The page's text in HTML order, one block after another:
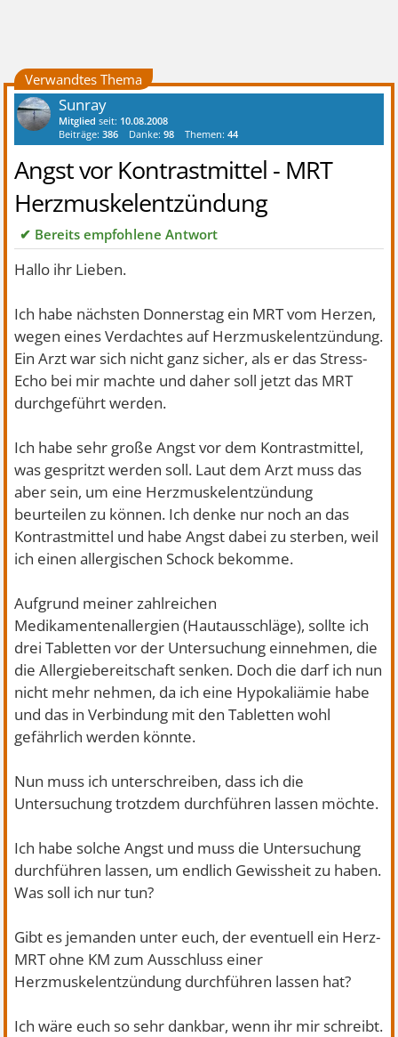
Verwandtes Thema
Sunray
Mitglied seit: 10.08.2008
Beiträge:386 Danke:98 Themen:44
Angst vor Kontrastmittel - MRT
Herzmuskelentzündung
✔ Bereits empfohlene Antwort
Hallo ihr Lieben.
Ich habe nächsten Donnerstag ein MRT vom Herzen,
wegen eines Verdachtes auf Herzmuskelentzündung.
Ein Arzt war sich nicht ganz sicher, als er das Stress-
Echo bei mir machte und daher soll jetzt das MRT
durchgeführt werden.
Ich habe sehr große Angst vor dem Kontrastmittel,
was gespritzt werden soll. Laut dem Arzt muss das
aber sein, um eine Herzmuskelentzündung
beurteilen zu können. Ich denke nur noch an das
Kontrastmittel und habe Angst dabei zu sterben, weil
ich einen allergischen Schock bekomme.
Aufgrund meiner zahlreichen
Medikamentenallergien (Hautausschläge), sollte ich
drei Tabletten vor der Untersuchung einnehmen, die
die Allergiebereitschaft senken. Doch die darf ich nun
nicht mehr nehmen, da ich eine Hypokaliämie habe
und das in Verbindung mit den Tabletten wohl
gefährlich werden könnte.
Nun muss ich unterschreiben, dass ich die
Untersuchung trotzdem durchführen lassen möchte.
Ich habe solche Angst und muss die Untersuchung
durchführen lassen, um endlich Gewissheit zu haben.
Was soll ich nur tun?
Gibt es jemanden unter euch, der eventuell ein Herz-
MRT ohne KM zum Ausschluss einer
Herzmuskelentzündung durchführen lassen hat?
Ich wäre euch so sehr dankbar, wenn ihr mir schreibt.